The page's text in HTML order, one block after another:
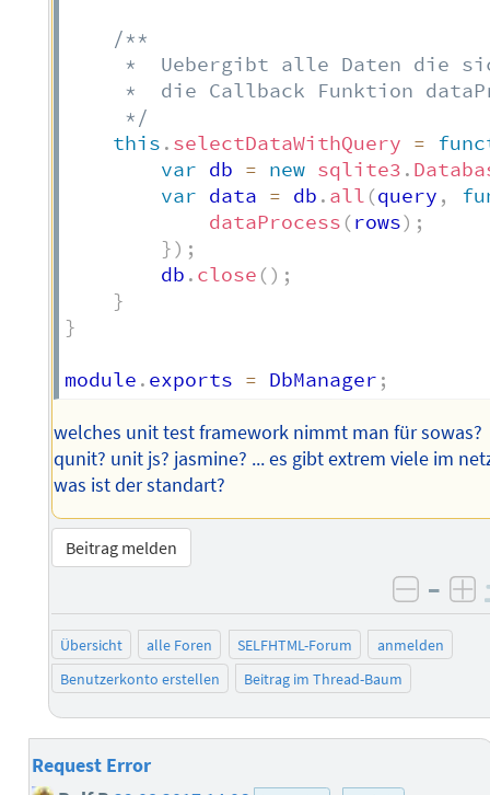
/**
*  Uebergibt alle Daten die
*  die Callback Funktion
     */
this . selectDataWithQuery =
var db = new sqlite3 .
var data = db . all (query ,
dataProcess (rows) ;
}) ;
        db
. close () ;
}
}
module . exports = DbManager ;
welches unit test framework nimmt man für sowas?
qunit? unit js? jasmine? ... es gibt extrem viele im
was ist der standart?
Beitrag melden
–
Übersicht alle Foren SELFHTML-Forum
anmelden
Benutzerkonto erstellen
Beitrag im Thread-Baum
Request Error